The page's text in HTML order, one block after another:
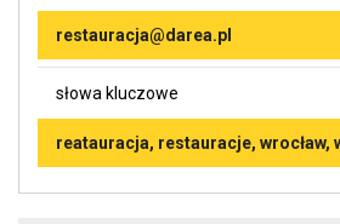
restauracja@darea.pl
słowa kluczowe
reatauracja, restauracje, wrocław,